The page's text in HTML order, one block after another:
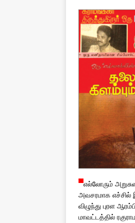
எல்லோரும்
அவசரமாக எச்சில்
விழுந்து புரள
மாவட்டத்தில்